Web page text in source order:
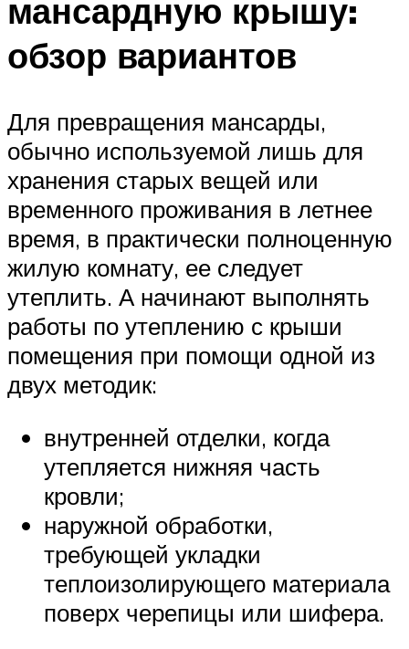
мансардную крышу:
обзор вариантов
Для превращения мансарды,
обычно используемой лишь для
хранения старых вещей или
временного проживания в летнее
время, в практически полноценную
жилую комнату, ее следует
утеплить. А начинают выполнять
работы по утеплению с крыши
помещения при помощи одной из
двух методик:
внутренней отделки, когда
утепляется нижняя часть
кровли;
наружной обработки,
требующей укладки
теплоизолирующего материала
поверх черепицы или шифера.